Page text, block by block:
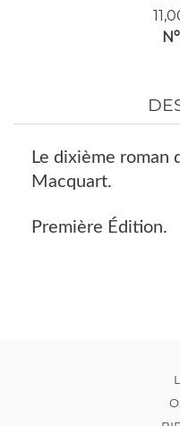
Le dixième roman
Macquart.
Première Édition.